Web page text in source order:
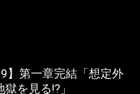
】第一章完結「想定外
を見る!?」